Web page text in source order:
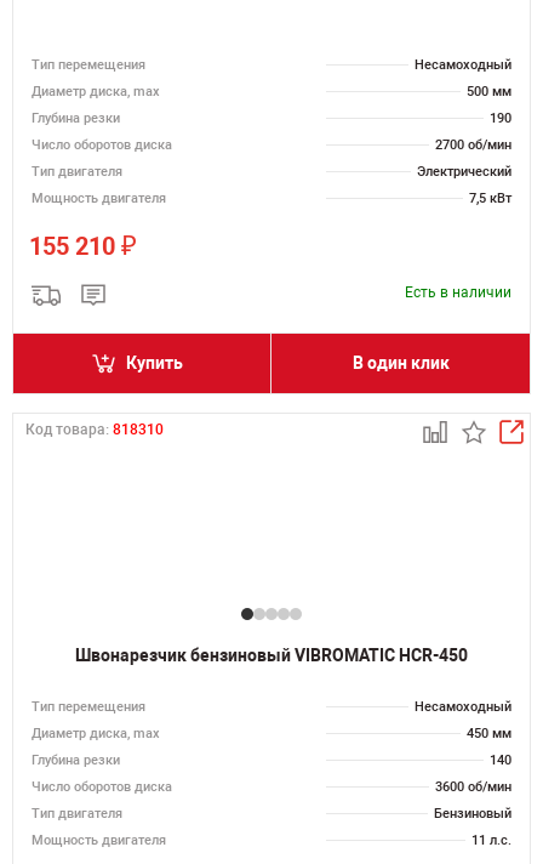
Тип перемещения
Несамоходный
Диаметр диска, max
500 мм
Глубина резки
190
Число оборотов диска
2700 об/мин
Тип двигателя
Электрический
Мощность двигателя
7,5 кВт
155 210 ₽
Есть в наличии
Купить В один клик
Код товара: 818310
Швонарезчик бензиновый VIBROMATIC HCR-450
Тип перемещения
Несамоходный
Диаметр диска, max
450 мм
Глубина резки
140
Число оборотов диска
3600 об/мин
Тип двигателя
Бензиновый
Мощность двигателя
11 л.с.